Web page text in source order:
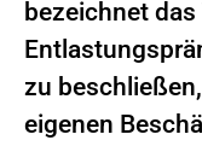
bezeichnet
zu
eigenen